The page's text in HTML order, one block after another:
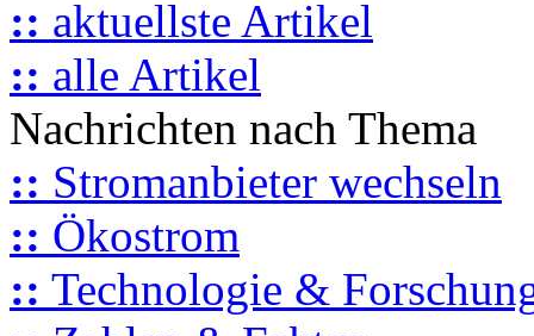
:: aktuellste Artikel
:: alle Artikel
Nachrichten nach Thema
:: Stromanbieter wechseln
:: Ökostrom
:: Technologie &